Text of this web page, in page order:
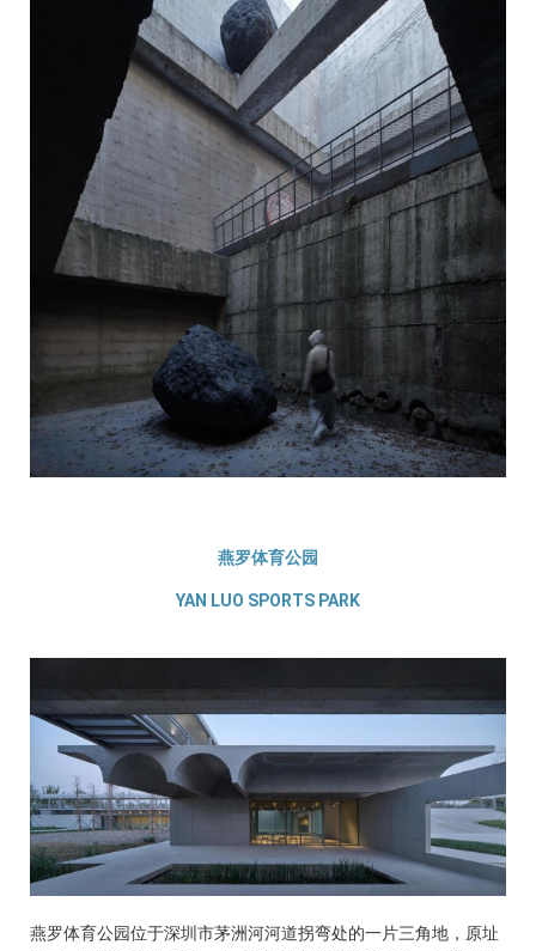
燕罗体育公园
YAN LUO SPORTS PARK
燕罗体育公园位于深圳市茅洲河河道拐弯处的一片三角地，原址